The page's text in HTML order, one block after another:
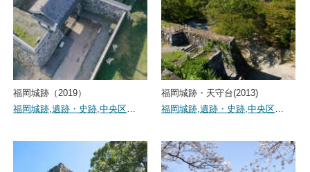
福岡城跡（2019）
福岡城跡,遺跡・史跡,中央区…
福岡城跡・天守台(2013)
福岡城跡,遺跡・史跡,中央区…